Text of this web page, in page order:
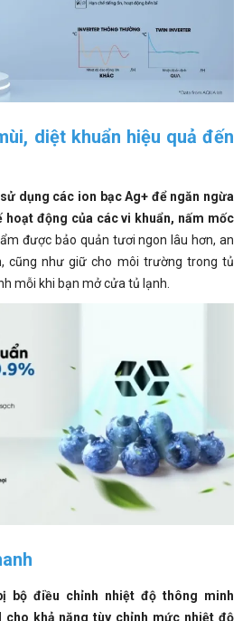
diệt khuẩn hiệu quả đến
dụng các ion bạc Ag+ để ngăn ngừa
hoạt động của các vi khuẩn, nấm mốc
được bảo quản tươi ngon lâu hơn, an
cũng như giữ cho môi trường trong tủ
mỗi khi bạn mở cửa tủ lạnh.
bộ điều chỉnh nhiệt độ thông minh
cho khả năng tùy chỉnh mức nhiệt độ